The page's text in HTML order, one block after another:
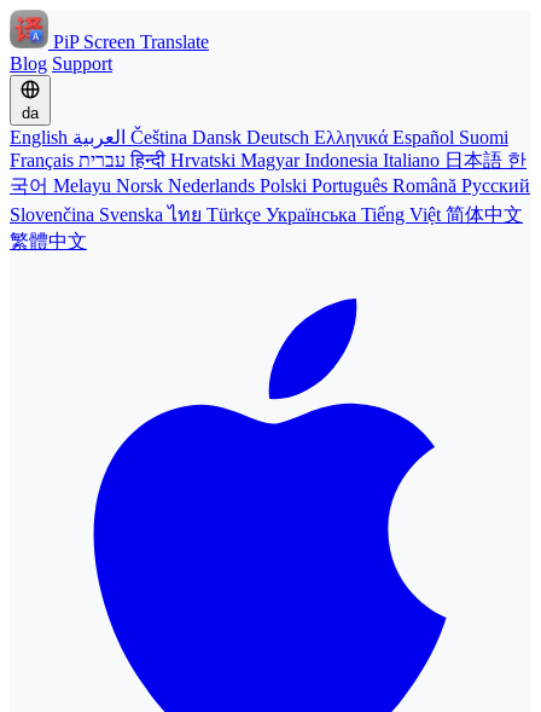
PiP Screen Translate
Blog Support
da
English Čeština Dansk Deutsch Ελληνικά Español Suomi
Français
עבריתहिन्दी Hrvatski MagyarIndonesia Italiano 日本語 한
국어 Melayu Norsk Nederlands Polski Português Română Русский
Slovenčina Svenskaไทย Türkçe Українська Tiếng Việt 简体中文
繁體中文